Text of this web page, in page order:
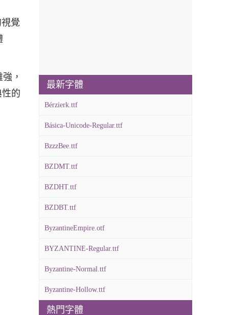
覺
，
的
最新字體
Bérzierk.ttf
Básica-Unicode-Regular.ttf
BzzzBee.ttf
BZDMT.ttf
BZDHT.ttf
BZDBT.ttf
ByzantineEmpire.otf
BYZANTINE-Regular.ttf
Byzantine-Normal.ttf
Byzantine-Hollow.ttf
熱門字體